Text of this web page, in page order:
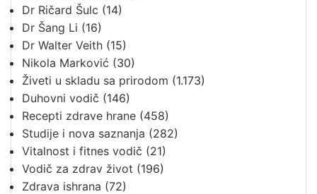
Dr Ričard Šulc (14)
Dr Šang Li (16)
Dr Walter Veith (15)
Nikola Marković (30)
Živeti u skladu sa prirodom (1.173)
Duhovni vodič (146)
Recepti zdrave hrane (458)
Studije i nova saznanja (282)
Vitalnost i fitnes vodič (21)
Vodič za zdrav život (196)
Zdrava ishrana (72)